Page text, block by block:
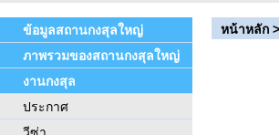
ข้อมูลสถานกงสุลใหญ่
ภาพรวมของสถานกงสุลใหญ่
งานกงสุล
ประกาศ
หน้าหลัก >